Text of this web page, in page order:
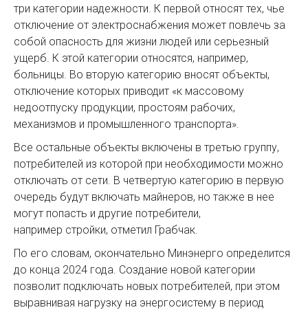
три категории надежности. К первой относят тех, чье
отключение от электроснабжения может повлечь за
собой опасность для жизни людей или серьезный
ущерб. К этой категории относятся, например,
больницы. Во вторую категорию вносят объекты,
отключение которых приводит «к массовому
недоотпуску продукции, простоям рабочих,
механизмов и промышленного транспорта».
Все остальные объекты включены в третью группу,
потребителей из которой при необходимости можно
отключать от сети. В четвертую категорию в первую
очередь будут включать майнеров, но также в нее
могут попасть и другие потребители,
например стройки, отметил Грабчак.
По его словам, окончательно Минэнерго определится
до конца 2024 года. Создание новой категории
позволит подключать новых потребителей, при этом
выравнивая нагрузку на энергосистему в период